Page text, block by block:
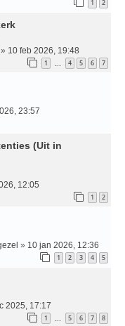
1 2
» 10 feb 2026, 19:48
1 … 4 5 6 7
23:57
(Uit in
12:05
1 2
» 10 jan 2026, 12:36
1 2 3 4 5
2025, 17:17
1 … 5 6 7 8